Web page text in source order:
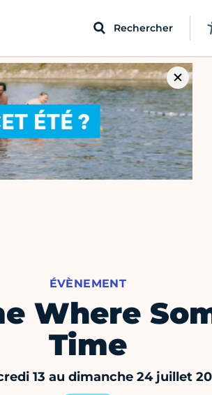
Rechercher
ÉVÈNEMENT
Where
Time
13 au dimanche 24 juillet